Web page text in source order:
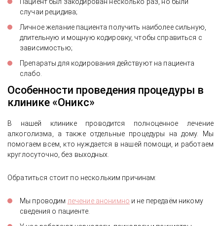
случаи рецидива;
Личное желание пациента получить наиболее сильную,
длительную и мощную кодировку, чтобы справиться с
зависимостью;
Препараты для кодирования действуют на пациента
слабо.
Особенности проведения процедуры в
клинике «Оникс»
В нашей клинике проводится полноценное лечение
алкоголизма, а также отдельные процедуры на дому. Мы
помогаем всем, кто нуждается в нашей помощи, и работаем
круглосуточно, без выходных.
Обратиться стоит по нескольким причинам:
Мы проводим лечение анонимно и не передаём никому
сведения о пациенте.